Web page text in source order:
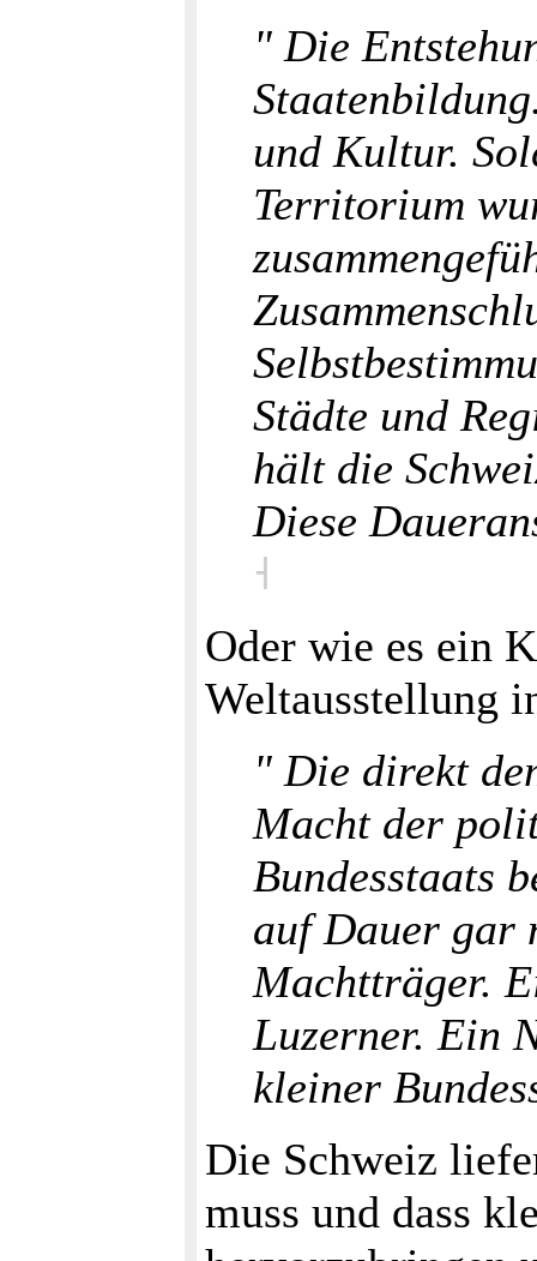
" Die
und Kultur.
Territorium
Städte und
hält die
Diese
˧
Oder wie es ein
Weltausstellung
" Die direkt
Macht der
Bundesstaats
auf Dauer gar
Machtträger.
Luzerner. Ein
kleiner
Die Schweiz
muss und dass